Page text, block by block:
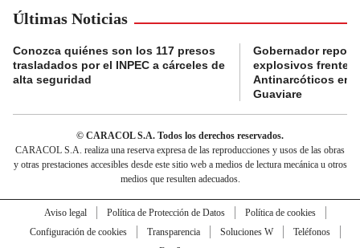
Últimas Noticias
Conozca quiénes son los 117 presos
trasladados por el INPEC a cárceles de
alta seguridad
Gobernador
explosivos frente a
Antinarcóticos en
Guaviare
© CARACOL S.A. Todos los derechos reservados.
CARACOL S.A. realiza una reserva expresa de las reproducciones y usos de las obras
y otras prestaciones accesibles desde este sitio web a medios de lectura mecánica u otros
medios que resulten adecuados.
Aviso legal Política de Protección de Datos
Política de cookies
Configuración de cookies
Transparencia Soluciones W
Teléfonos